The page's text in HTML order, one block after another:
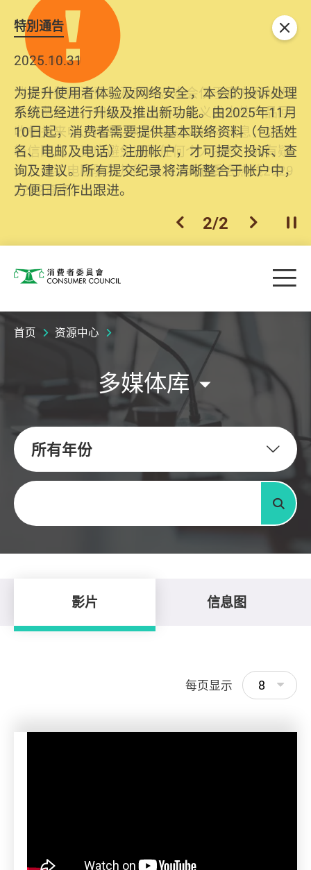
特別通告
2025.10.31
为提升使用者体验及网络安全，本会的投诉处理
系统已经进行升级及推出新功能。由2025年11月
10日起，消费者需要提供基本联络资料（包括姓
名、电邮及电话）注册帐户，才可提交投诉、查
询及建议。所有提交纪录将清晰整合于帐户中，
方便日后作出跟进。
上一个
2/2 下一个开
关闭
消费者委员会 目
首页 资源中心
多媒体库
所有年份
关键字
搜寻
影片 信息图
每页显示 8